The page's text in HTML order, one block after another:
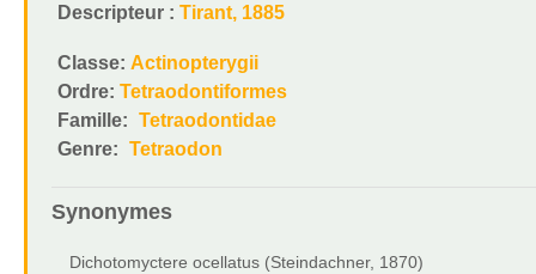
Descripteur : Tirant, 1885
Classe: Actinopterygii
Ordre: Tetraodontiformes
Famille: Tetraodontidae
Genre: Tetraodon
Synonymes
Dichotomyctere ocellatus (Steindachner, 1870)